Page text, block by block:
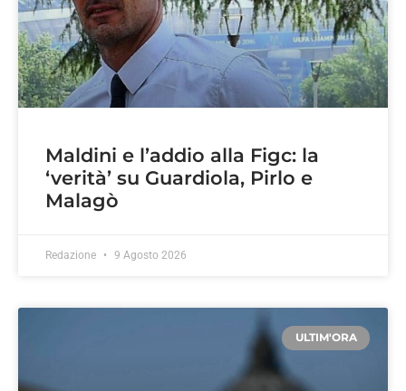
Maldini e l’addio alla Figc: la
‘verità’ su Guardiola, Pirlo e
Malagò
Redazione 9 Agosto 2026
ULTIM'ORA